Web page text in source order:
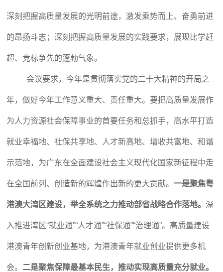
深刻把握高质量发展的光明前途，激发乘势而上、奋勇前进
的昂扬斗志；深刻把握高质量发展的实践要求，展现比学赶
超、竞标争先的蓬勃气象。
会议要求，今年是贯彻落实党的二十大精神的开局之
年，做好今年工作意义重大、责任重大。要把高质量发展作
为人力资源社会保障事业的首要任务和总抓手，高水平打造
就业幸福地、社保共享地、人才新高地、增收共富地、和谐
示范地，为广东在全面建设社会主义现代化国家新征程中走
在全国前列、创造新的辉煌作出新的更大贡献。一是聚焦粤
港澳大湾区建设，举全系统之力推动部省战略合作落地。深
入推进湾区“就业通”“人才通”“社保通”“治理通”。高质量建设
港澳青年创新创业基地，为港澳青年就业创业提供更多机
会。 二是聚焦保障最基本民生，推动实现高质量充分就业。